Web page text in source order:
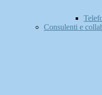
Consulenti e